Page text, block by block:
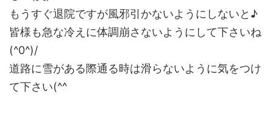
もうすぐ退院ですが風邪引かないようにしないと♪
皆様も急な冷えに体調崩さないようにして下さいね
(^0^)/
道路に雪がある際通る時は滑らないように気をつけ
て下さい(^^ゞ